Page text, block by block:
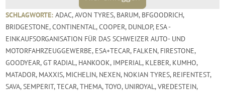
SCHLAGWORTE: ADAC,AVON TYRES, BARUM, BFGOODRICH,
BRIDGESTONE,CONTINENTAL,COOPER, DUNLOP, ESA -
EINKAUFSORGANISATION FÜR DAS SCHWEIZER AUTO- UND
MOTORFAHRZEUGGEWERBE, ESA+TECAR, FALKEN, FIRESTONE,
GOODYEAR,GT RADIAL, HANKOOK, IMPERIAL, KLEBER, KUMHO,
MATADOR, MAXXIS, MICHELIN, NEXEN, NOKIAN TYRES, REIFENTEST,
SAVA,SEMPERIT,TECAR,THEMA,TOYO, UNIROYAL,VREDESTEIN,